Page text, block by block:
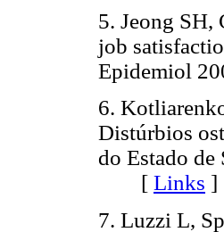
5. Jeong SH,
job
Epidemiol
6.
Distúrbios
do Estado
[ Links ]
7. Luzzi L,